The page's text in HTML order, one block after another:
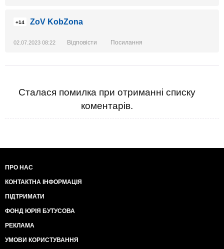
+14 ZoV KobZona
02.07.2023 08:22 Відповісти Посилання
Сталася помилка при отриманні списку
коментарів.
ПРО НАС
КОНТАКТНА ІНФОРМАЦІЯ
ПІДТРИМАТИ
ФОНД ЮРІЯ БУТУСОВА
РЕКЛАМА
УМОВИ КОРИСТУВАННЯ